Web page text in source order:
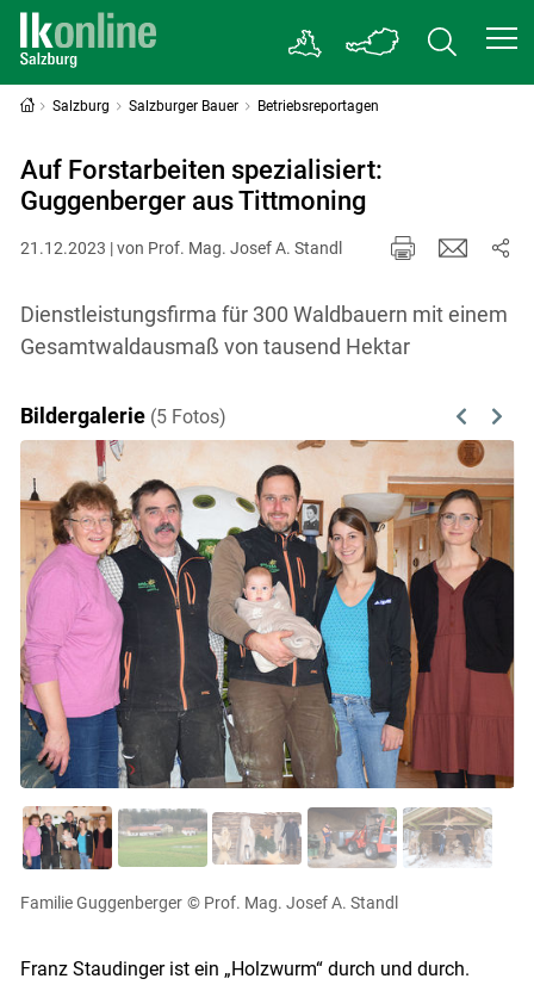
Salzburg Salzburger Bauer Betriebsreportagen
Auf Forstarbeiten spezialisiert:
Guggenberger aus Tittmoning
21.12.2023 | von Prof. Mag. Josef A. Standl
Dienstleistungsfirma für 300 Waldbauern mit einem
Gesamtwaldausmaß von tausend Hektar
Bildergalerie (5 Fotos) Previous
Next
Familie Guggenberger © Prof. Mag. Josef A. Standl
Franz Staudinger ist ein „Holzwurm“ durch und durch.